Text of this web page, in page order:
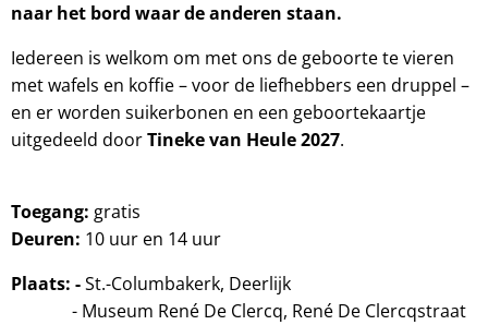
naar het bord waar de anderen staan.
Iedereen is welkom om met ons de geboorte te vieren
met wafels en koffie – voor de liefhebbers een druppel –
en er worden suikerbonen en een geboortekaartje
uitgedeeld doorTineke van Heule 2027.
Toegang: gratis
Deuren: 10 uur en 14 uur
Plaats: -St.-Columbakerk, Deerlijk
- Museum René De Clercq, René De Clercqstraat